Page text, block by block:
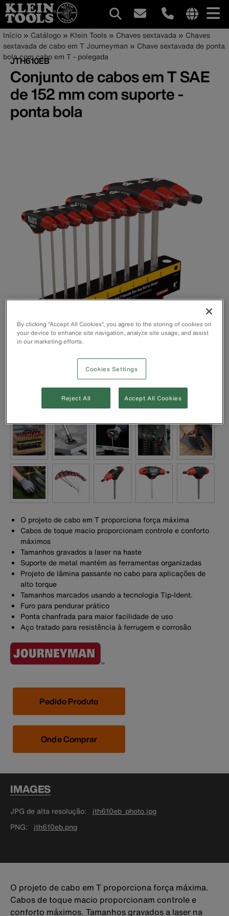
Pular
para
o
conteúdo
principal
site
links
Navegação
principal
Trilha
de
navegação
Início Catálogo Klein Tools Chaves sextavada
Chaves
sextavada de cabo em T Journeyman
Chave sextavada de ponta
bola com cabo em T - polegada
JTH610EB
Conjunto de cabos em T SAE
de 152 mm com suporte -
ponta bola
O projeto de cabo em T proporciona força máxima
Cabos de toque macio proporcionam controle e conforto
máximos
Tamanhos gravados a laser na haste
Suporte de metal mantém as ferramentas organizadas
Projeto de lâmina passante no cabo para aplicações de
alto torque
Tamanhos marcados usando a tecnologia Tip-Ident.
Furo para pendurar prático
Ponta chanfrada para maior facilidade de uso
Aço tratado para resistência à ferrugem e corrosão
Pedido Produto
Onde Comprar
IMAGES
JPG de alta resolução
jth610eb_photo.jpg
PNG
jth610eb.png
O projeto de cabo em T proporciona força máxima.
Cabos de toque macio proporcionam controle e
conforto máximos. Tamanhos gravados a laser na
By clicking “Accept All Cookies”, you agree to the storing of cookies on
your device to enhance site navigation, analyze site usage, and assist
in our marketing efforts.
Cookies Settings
Reject All Accept All Cookies